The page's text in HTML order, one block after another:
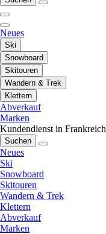
Neues
Ski
Snowboard
Skitouren
Wandern & Trek
Klettern
Abverkauf
Marken
Kundendienst in Frankreich
Suchen
Neues
Ski
Snowboard
Skitouren
Wandern & Trek
Klettern
Abverkauf
Marken